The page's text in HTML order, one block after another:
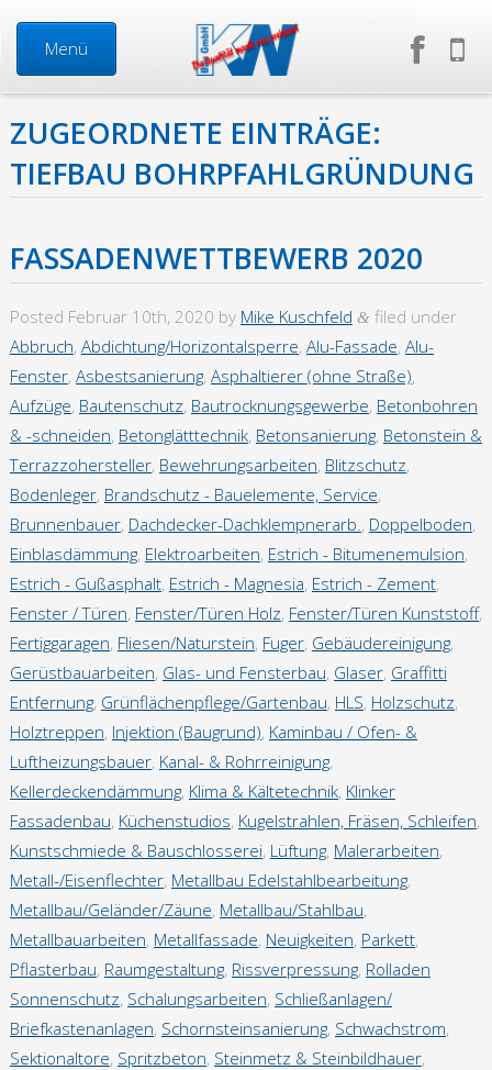
Start
Neuigkeiten
Über uns
Mitarbeiter
Geschäftsführung
Firma in Zahlen
Jobbörse
Ausbildung
Ausschreibungen
Vermietung
Referenzen
Referenzen Putzarbeiten
Referenzen WDVS
Referenzen Maurerarbeiten/Komplextätigkeiten
Referenzen Einfamilienhäuser/Mietshäuser
Menü
ZUGEORDNETE EINTRÄGE:
TIEFBAU BOHRPFAHLGRÜNDUNG
FASSADENWETTBEWERB 2020
Posted Februar 10th, 2020 by Mike Kuschfeld &filed under
Abbruch, Abdichtung/Horizontalsperre, Alu-Fassade, Alu-
Fenster, Asbestsanierung, Asphaltierer (ohne Straße),
Aufzüge, Bautenschutz, Bautrocknungsgewerbe, Betonbohren
& -schneiden, Betonglätttechnik, Betonsanierung, Betonstein &
Terrazzohersteller, Bewehrungsarbeiten, Blitzschutz,
Bodenleger, Brandschutz - Bauelemente, Service,
Brunnenbauer, Dachdecker-Dachklempnerarb. , Doppelboden,
Einblasdämmung, Elektroarbeiten, Estrich - Bitumenemulsion,
Estrich - Gußasphalt, Estrich - Magnesia, Estrich - Zement,
Fenster / Türen, Fenster/Türen Holz, Fenster/Türen Kunststoff,
Fertiggaragen, Fliesen/Naturstein, Fuger, Gebäudereinigung,
Gerüstbauarbeiten, Glas- und Fensterbau, Glaser, Graffitti
Entfernung, Grünflächenpflege/Gartenbau, HLS, Holzschutz,
Holztreppen, Injektion (Baugrund), Kaminbau / Ofen- &
Luftheizungsbauer, Kanal- & Rohrreinigung,
Kellerdeckendämmung, Klima & Kältetechnik, Klinker
Fassadenbau, Küchenstudios, Kugelstrahlen, Fräsen, Schleifen,
Kunstschmiede & Bauschlosserei, Lüftung, Malerarbeiten,
Metall-/Eisenflechter, Metallbau Edelstahlbearbeitung,
Metallbau/Geländer/Zäune, Metallbau/Stahlbau,
Metallbauarbeiten, Metallfassade, Neuigkeiten, Parkett,
Pflasterbau, Raumgestaltung, Rissverpressung, Rolladen
Sonnenschutz, Schalungsarbeiten, Schließanlagen/
Briefkastenanlagen, Schornsteinsanierung, Schwachstrom,
Sektionaltore, Spritzbeton, Steinmetz & Steinbildhauer,